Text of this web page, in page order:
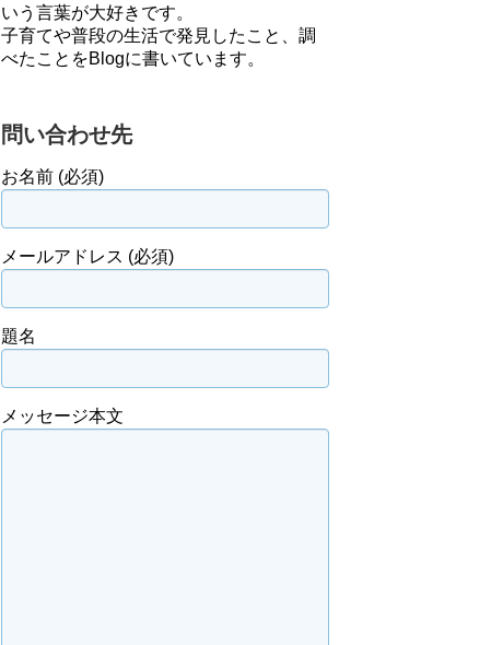
いう言葉が大好きです。
子育てや普段の生活で発見したこと、調
べたことをBlogに書いています。
問い合わせ先
お名前 (必須)
メールアドレス (必須)
題名
メッセージ本文